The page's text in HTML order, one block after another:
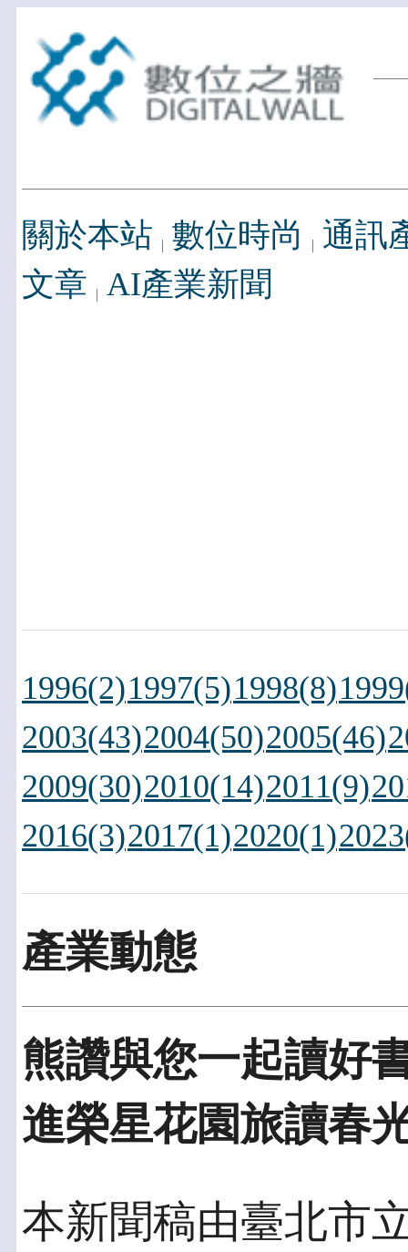
關於本站 數位時尚
通訊
文章 AI產業新聞
1996(2)1997(5)1998(8)
2003(43)2004(50)2005(46)
2009(30)2010(14)2011(9)
2016(3)2017(1)2020(1)
產業動態
熊讚與您一起讀好
進榮星花園旅讀春
本新聞稿由臺北市